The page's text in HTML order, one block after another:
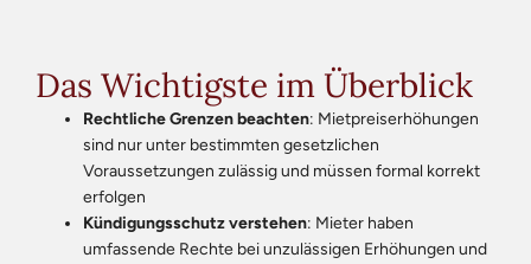
Das Wichtigste im Überblick
Rechtliche Grenzen beachten: Mietpreiserhöhungen
sind nur unter bestimmten gesetzlichen
Voraussetzungen zulässig und müssen formal korrekt
erfolgen
Kündigungsschutz verstehen: Mieter haben
umfassende Rechte bei unzulässigen Erhöhungen und